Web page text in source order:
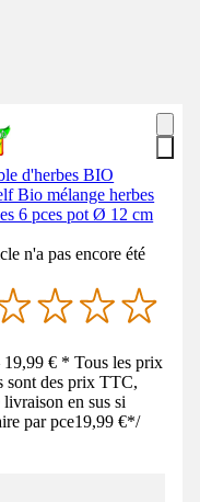
d'herbes BIO
Bio mélange herbes
6 pces pot Ø 12 cm
n'a pas encore été
€ * Tous les prix
sont des prix TTC,
livraison en sus si
par pce19,99 €*/